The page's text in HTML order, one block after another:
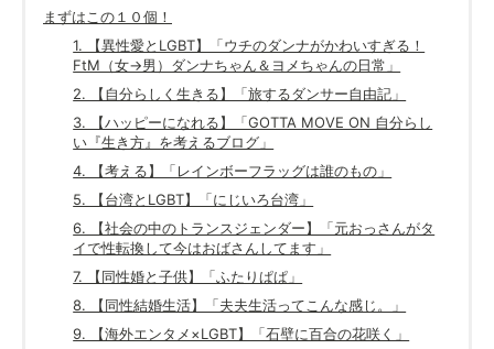
まずはこの１０個！
1. 【異性愛とLGBT】「ウチのダンナがかわいすぎる！
FtM（女→男）ダンナちゃん＆ヨメちゃんの日常」
2. 【自分らしく生きる】「旅するダンサー自由記」
3. 【ハッピーになれる】「GOTTA MOVE ON 自分らし
い『生き方』を考えるブログ」
4. 【考える】「レインボーフラッグは誰のもの」
5. 【台湾とLGBT】「にじいろ台湾」
6. 【社会の中のトランスジェンダー】「元おっさんがタ
イで性転換して今はおばさんしてます」
7. 【同性婚と子供】「ふたりぱぱ」
8. 【同性結婚生活】「夫夫生活ってこんな感じ。」
9. 【海外エンタメ×LGBT】「石壁に百合の花咲く」